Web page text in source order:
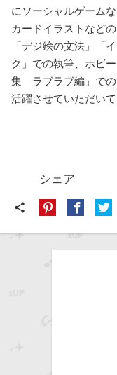
にソーシャルゲーム
カードイラストなど
「デジ絵の文法」「
ク」での執筆、ホビ
集 ラブラブ編」での
活躍させていただいて
シェア
share